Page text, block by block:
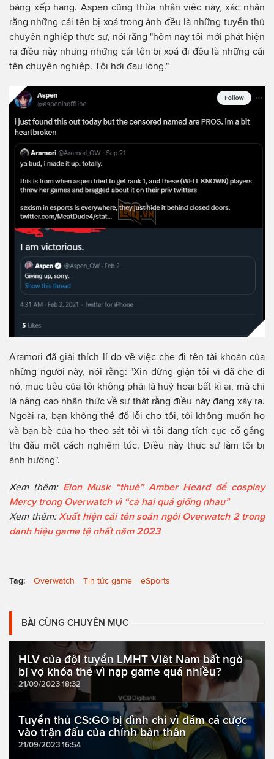
bảng xếp hạng. Aspen cũng thừa nhận việc này, xác nhận
rằng những cái tên bị xoá trong ảnh đều là những tuyển thủ
chuyên nghiệp thực sự, nói rằng "hôm nay tôi mới phát hiện
ra điều này nhưng những cái tên bị xoá đi đều là những cái
tên chuyên nghiệp. Tôi hơi đau lòng."
Aramori đã giải thích lí do về việc che đi tên tài khoản của
những người này, nói rằng: "Xin đừng giận tôi vì đã che đi
nó, mục tiêu của tôi không phải là huỷ hoại bất kì ai, mà chỉ
là nâng cao nhận thức về sự thật rằng điều này đang xảy ra.
Ngoài ra, bạn không thể đổ lỗi cho tôi, tôi không muốn họ
và bạn bè của họ theo sát tôi vì tôi đang tích cực cố gắng
thi đấu một cách nghiêm túc. Điều này thực sự làm tôi bị
ảnh hưởng".
Xem thêm: Elon Musk “thuê” Amber Heard để cosplay
Mercy trong Overwatch vì “cả hai quá giống nhau”
Xem thêm: Xuất hiện cái tên soán ngôi Overwatch 2 trong
danh hiệu game tệ nhất năm 2023
Tag: Overwatch Tin tức game eSports
BÀI CÙNG CHUYÊN MỤC
HLV của đội tuyển LMHT Việt Nam bất ngờ
bị vợ khóa thẻ vì nạp game quá nhiều?
21/09/2023 18:32
Tuyển thủ CS:GO bị đình chỉ vì dám cá cược
vào trận đấu của chính bản thân
21/09/2023 16:54